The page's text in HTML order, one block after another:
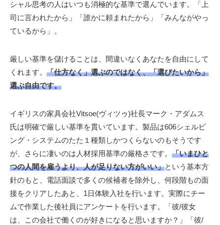
シャル思考の人はいつも消極的な基準で選んでいます。「上
司に言われたから」「誰かに頼まれたから」「みんながやっ
ているから」。
厳しい基準を儲けることは、間違いなくあなたを自由にして
くれます。 「仕方なく」選ぶのではなく、「選びたいから」
選ぶ自由です。
イギリスの家具会社Vitsoe(ヴィツゥ)社長マーク・アダムス
氏は明確で厳しい基準を貫いています。製品は606シェルビ
ング・システムのたた１種類しかつくらないのもそうです
が、さらに凄いのは人材採用基準の厳格さです。 「いまひと
つの人間を雇うより、人が足りない方がいい」という基本方
針のもと、電話面談で多くの候補者を除外し、何段階もの面
接をクリアしたあと、1日体験入社を行います。実際にチー
ムで作業した後社員にアンケートを行います。「彼/彼女
は、この会社で働くのが好きになると思いますか？」「彼/